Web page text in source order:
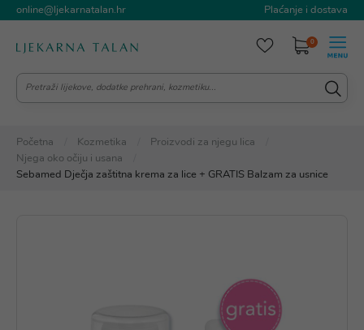
online@ljekarnatalan.hr Plaćanje i dostava
0
Početna Kozmetika
Proizvodi za njegu lica
Njega oko očiju i usana
Sebamed Dječja zaštitna krema za lice + GRATIS Balzam za usnice